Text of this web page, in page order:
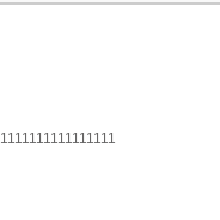
1111111111111111